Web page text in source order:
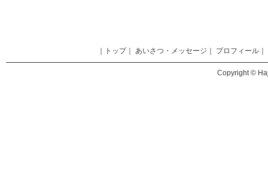
トップ｜ あいさつ・メッセージ プロフィール
Copyright ©